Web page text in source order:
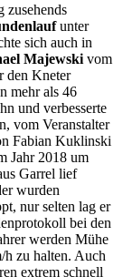
zusehends
unter
sich auch in
Majewski vom
den Kneter
mehr als 46
und verbesserte
vom Veranstalter
Fabian Kuklinski
Jahr 2018 um
Garrel lief
wurden
nur selten lag er
bei den
werden Mühe
h zu halten. Auch
extrem schnell